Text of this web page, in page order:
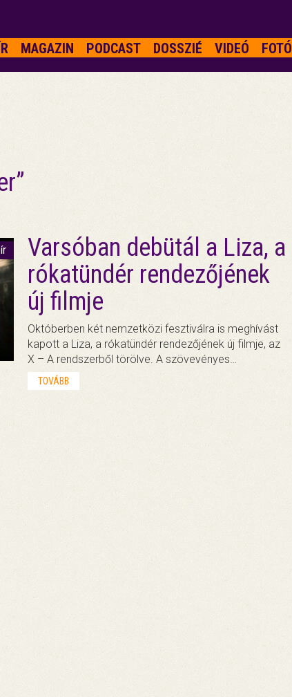
MAGAZIN PODCAST DOSSZIÉ VIDEÓ FOTÓ
Varsóban debütál a Liza, a
rókatündér rendezőjének
új filmje
Októberben két nemzetközi fesztiválra is meghívást
kapott a Liza, a rókatündér rendezőjének új filmje, az
X – A rendszerből törölve. A szövevényes…
TOVÁBB